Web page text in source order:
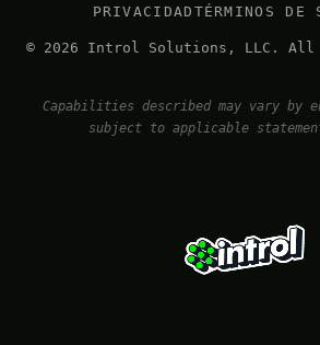
PRIVACIDAD TÉRMINOS DE
© 2026 Introl Solutions, LLC. All
Capabilities described may vary by
subject to applicable